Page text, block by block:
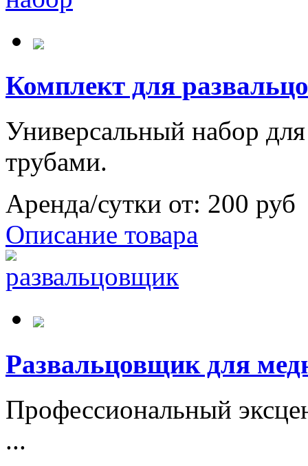
Комплект для
Универсальный набор
трубами.
Аренда/сутки от: 200 руб
Описание товара
Развальцовщик для
Профессиональный
...